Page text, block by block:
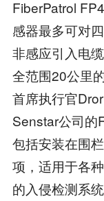
FiberPatrol
感器最多可对
非感应引入电
全范围20公里
首席执行官
Senstar公司的
包括安装在围
项，适用于各
的入侵检测系